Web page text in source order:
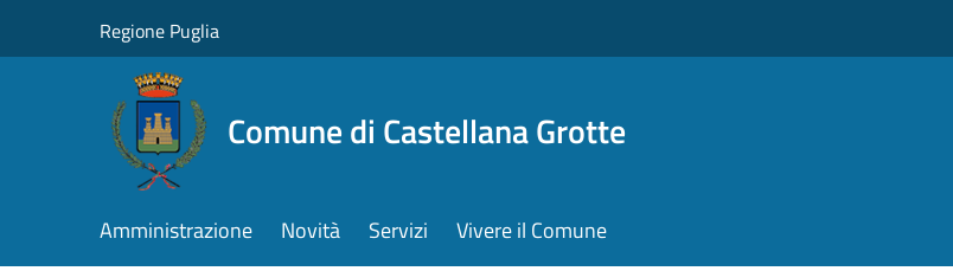
Regione Puglia
Comune di Castellana Grotte
Amministrazione Novità Servizi Vivere il Comune